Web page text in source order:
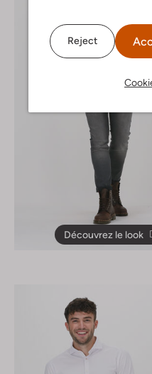
Reject
Découvrez le look